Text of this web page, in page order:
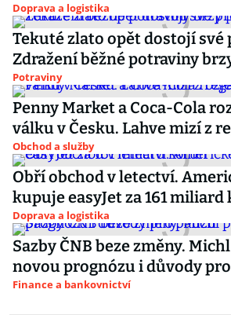
Doprava a logistika
Tekuté zlato opět dostojí své
Zdražení běžné potraviny
Potraviny
Penny Market a Coca-Cola
válku v Česku. Lahve mizí z
Obchod a služby
Obří obchod v letectví.
kupuje easyJet za 161
Doprava a logistika
Sazby ČNB beze změny.
novou prognózu i důvody
Finance a bankovnictví